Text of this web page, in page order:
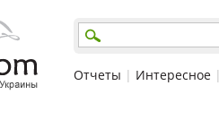
Отчеты | Интересное |